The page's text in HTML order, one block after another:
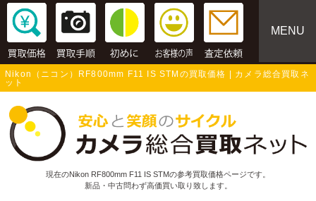
MENU
Nikon（ニコン）RF800mm F11 IS STMの買取価格 | カメラ総合買取ネ
ット
現在のNikon RF800mm F11 IS STMの参考買取価格ページです。
新品・中古問わず高価買い取り致します。